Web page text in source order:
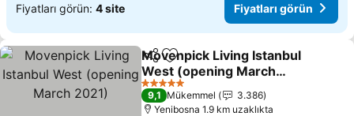
Fiyatları görün: 4 site Fiyatları görün
PaylaşFavorilerime ekle
Movenpick Living Istanbul
West (opening March
2021)
Fiyatları görün
5 Yıldız
9,1 Mükemmel
3.386
Yenibosna 1.9 km uzaklıkta